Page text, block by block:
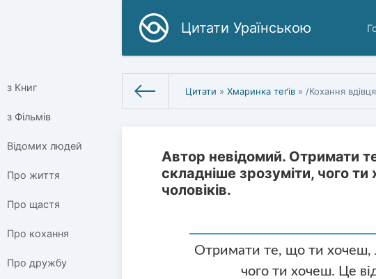
Цитати Ураїнською
з Книг
з Фільмів
Відомих людей
Про життя
Про щастя
Про кохання
Про дружбу
Цитати »Хмаринка теґів » /Кохання
Автор невідомий. Отримати
складніше зрозуміти, чого ти
чоловіків.
Отримати те, що ти хочеш,
чого ти хочеш. Це